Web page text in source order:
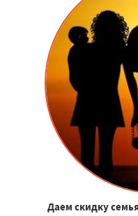
Даем скидку